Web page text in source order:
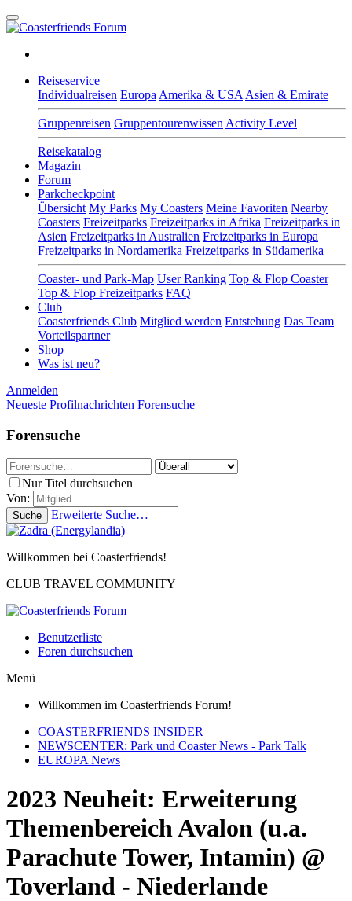
Reiseservice
Individualreisen Europa Amerika & USA Asien & Emirate
Gruppenreisen Gruppentourenwissen Activity Level
Reisekatalog
Magazin
Forum
Parkcheckpoint
Übersicht My Parks My Coasters Meine Favoriten Nearby
Coasters Freizeitparks Freizeitparks in Afrika Freizeitparks in
Asien Freizeitparks in Australien Freizeitparks in Europa
Freizeitparks in Nordamerika Freizeitparks in Südamerika
Coaster- und Park-Map User Ranking Top & Flop Coaster
Top & Flop Freizeitparks FAQ
Club
Coasterfriends Club Mitglied werden Entstehung Das Team
Vorteilspartner
Shop
Was ist neu?
Anmelden
Neueste Profilnachrichten Forensuche
Forensuche
Nur Titel durchsuchen
Von:
Suche Erweiterte Suche…
Willkommen bei Coasterfriends!
CLUB TRAVEL COMMUNITY
Benutzerliste
Foren durchsuchen
Menü
Willkommen im Coasterfriends Forum!
COASTERFRIENDS INSIDER
NEWSCENTER: Park und Coaster News - Park Talk
EUROPA News
2023 Neuheit: Erweiterung
Themenbereich Avalon (u.a.
Parachute Tower, Intamin) @
Toverland - Niederlande